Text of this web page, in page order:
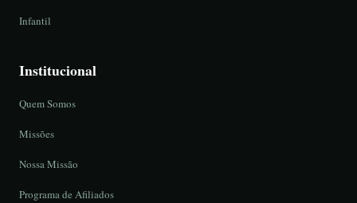
Infantil
Institucional
Quem Somos
Missões
Nossa Missão
Programa de Afiliados